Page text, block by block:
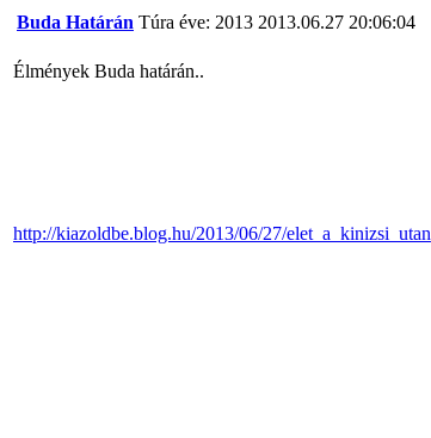
Buda Határán Túra éve: 2013 2013.06.27 20:06:04
Élmények Buda határán..
http://kiazoldbe.blog.hu/2013/06/27/elet_a_kinizsi_utan